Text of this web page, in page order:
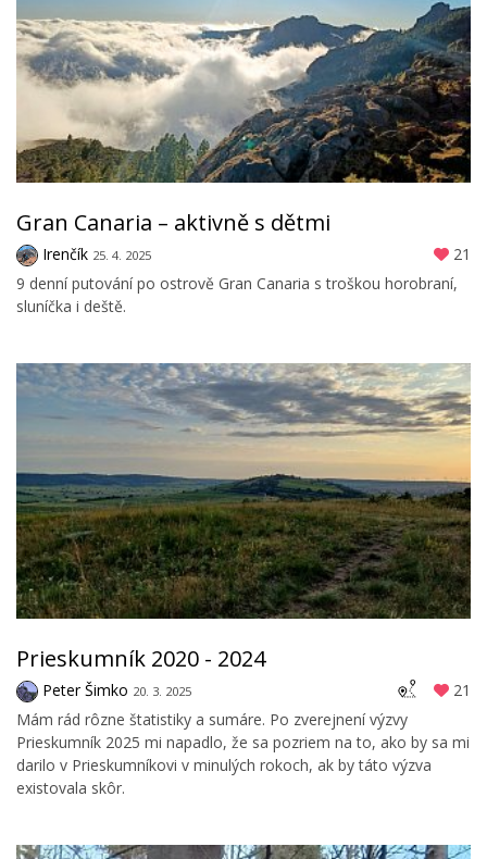
Gran Canaria – aktivně s dětmi
Irenčík 25. 4. 2025
21
9 denní putování po ostrově Gran Canaria s troškou horobraní,
sluníčka i deště.
Prieskumník 2020 - 2024
Peter Šimko 20. 3. 2025
21
Mám rád rôzne štatistiky a sumáre. Po zverejnení výzvy
Prieskumník 2025 mi napadlo, že sa pozriem na to, ako by sa mi
darilo v Prieskumníkovi v minulých rokoch, ak by táto výzva
existovala skôr.